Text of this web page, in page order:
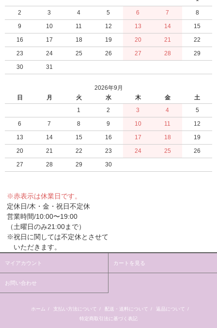
2
3 4 5 6 7
8
9
10 11 12 13 14
15
16
17 18 19 20 21
22
23
24 25 26 27 28
29
30
31
2026年9月
日
月 火 水 木 金
土
1
2 3 4
5
6
7 8 9 10 11
12
13
14 15 16 17 18
19
20
21 22 23 24 25
26
27
28 29 30
※赤表示は休業日です。
定休日/木・金・祝日不定休
営業時間/10:00〜19:00
（土曜日のみ21:00まで）
※祝日に関しては不定休とさせて
いただきます。
マイアカウント カートを見る
お問い合わせ
ホーム / 支払い方法について / 配送・送料について / 返品について /
特定商取引法に基づく表記